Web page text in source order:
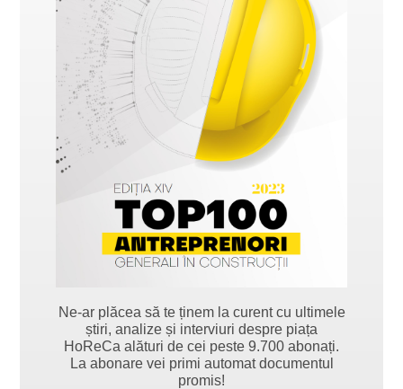
Ne-ar plăcea să te ținem la curent cu ultimele
știri, analize și interviuri despre piața
HoReCa alături de cei peste 9.700 abonați.
La abonare vei primi automat documentul
promis!